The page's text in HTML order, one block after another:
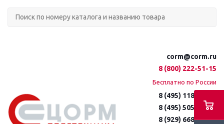
corm@corm.ru
8 (800) 222-51-15
Бесплатно по России
8 (495) 118-61-16
8 (495) 505-51-15
8 (929) 668-95-35